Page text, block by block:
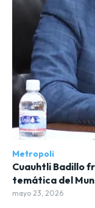
Metropoli
Cuauhtli Badillo
temática del
mayo 23, 2026